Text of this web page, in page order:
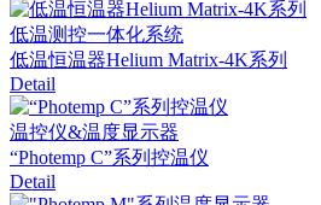
低温测控一体化系统
低温恒温器Helium Matrix-4K系列
Detail
温控仪&温度显示器
“Photemp C”系列控温仪
Detail